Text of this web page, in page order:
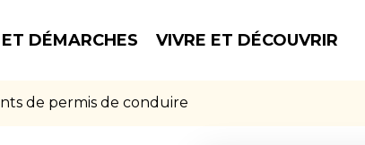
DÉMARCHES VIVRE ET DÉCOUVRIR
de permis de conduire